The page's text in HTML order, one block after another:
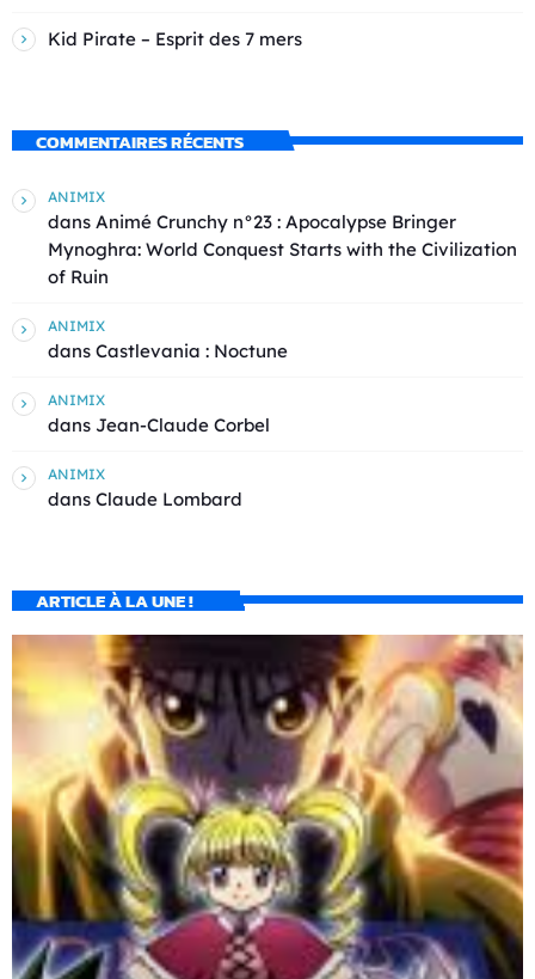
Kid Pirate – Esprit des 7 mers
COMMENTAIRES RÉCENTS
ANIMIX
dans Animé Crunchy n°23 : Apocalypse Bringer
Mynoghra: World Conquest Starts with the Civilization
of Ruin
ANIMIX
dans Castlevania : Noctune
ANIMIX
dans Jean-Claude Corbel
ANIMIX
dans Claude Lombard
ARTICLE À LA UNE !